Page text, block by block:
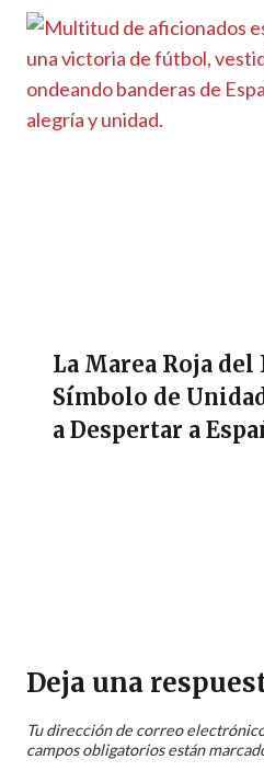
La Marea Roja del
Símbolo de
a Despertar a
Deja una
Tu dirección de correo
campos obligatorios están